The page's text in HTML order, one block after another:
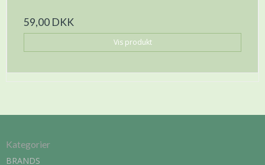
59,00 DKK
Vis produkt
Kategorier
BRANDS